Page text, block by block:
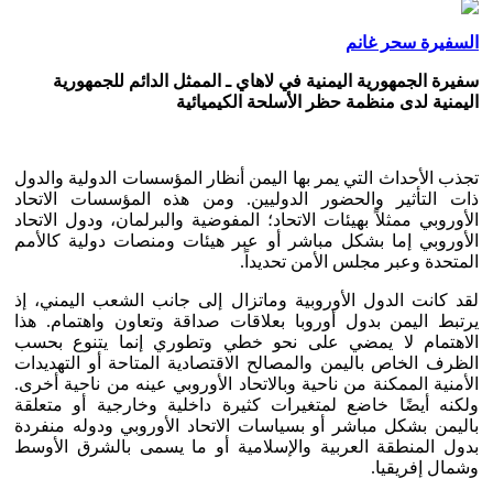
السفيرة سحر غانم
سفيرة الجمهورية اليمنية في لاهاي ـ الممثل الدائم للجمهورية
اليمنية لدى منظمة حظر الأسلحة الكيميائية
تجذب الأحداث التي يمر بها اليمن أنظار المؤسسات الدولية والدول
ذات التأثير والحضور الدوليين. ومن هذه المؤسسات الاتحاد
الأوروبي ممثلاً بهيئات الاتحاد؛ المفوضية والبرلمان، ودول الاتحاد
الأوروبي إما بشكل مباشر أو عبر هيئات ومنصات دولية كالأمم
المتحدة وعبر مجلس الأمن تحديداً.
لقد كانت الدول الأوروبية وماتزال إلى جانب الشعب اليمني، إذ
يرتبط اليمن بدول أوروبا بعلاقات صداقة وتعاون واهتمام. هذا
الاهتمام لا يمضي على نحو خطي وتطوري إنما يتنوع بحسب
الظرف الخاص باليمن والمصالح الاقتصادية المتاحة أو التهديدات
الأمنية الممكنة من ناحية وبالاتحاد الأوروبي عينه من ناحية أخرى.
ولكنه أيضًا خاضع لمتغيرات كثيرة داخلية وخارجية أو متعلقة
باليمن بشكل مباشر أو بسياسات الاتحاد الأوروبي ودوله منفردة
بدول المنطقة العربية والإسلامية أو ما يسمى بالشرق الأوسط
وشمال إفريقيا.